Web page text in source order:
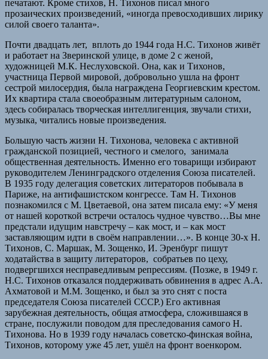
печатают. Кроме стихов, Н. Тихонов писал много
прозаических произведений, «иногда превосходивших лирику
силой своего таланта».
Почти двадцать лет, вплоть до 1944 года Н.С. Тихонов живёт
и работает на Зверинской улице, в доме 2 с женой,
художницей М.К. Неслуховской. Она, как и Тихонов,
участница Первой мировой, добровольно ушла на фронт
сестрой милосердия, была награждена Георгиевским крестом.
Их квартира стала своеобразным литературным салоном,
здесь собиралась творческая интеллигенция, звучали стихи,
музыка, читались новые произведения.
Большую часть жизни Н. Тихонова, человека с активной
гражданской позицией, честного и смелого, занимала
общественная деятельность. Именно его товарищи избирают
руководителем Ленинградского отделения Союза писателей.
В 1935 году делегация советских литераторов побывала в
Париже, на антифашистском конгрессе. Там Н. Тихонов
познакомился с М. Цветаевой, она затем писала ему: «У меня
от нашей короткой встречи осталось чудное чувство…Вы мне
предстали идущим навстречу – как мост, и – как мост
заставляющим идти в своём направлении…». В конце 30-х Н.
Тихонов, С. Маршак, М. Зощенко, И. Эренбург пишут
ходатайства в защиту литераторов, собратьев по цеху,
подвергшихся несправедливым репрессиям. (Позже, в 1949 г.
Н.С. Тихонов отказался поддерживать обвинения в адрес А.А.
Ахматовой и М.М. Зощенко, и был за это снят с поста
председателя Союза писателей СССР.) Его активная
зарубежная деятельность, общая атмосфера, сложившаяся в
стране, послужили поводом для преследования самого Н.
Тихонова. Но в 1939 году началась советско-финская война,
Тихонов, которому уже 45 лет, ушёл на фронт военкором.